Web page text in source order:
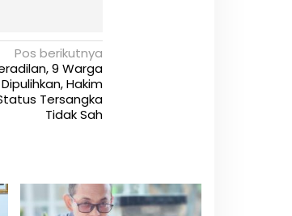
Pos berikutnya
9 Warga
Hakim
Tersangka
Tidak Sah